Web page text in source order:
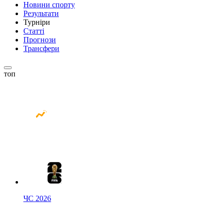
Новини спорту
Результати
Турніри
Статті
Прогнози
Трансфери
топ
ЧС 2026